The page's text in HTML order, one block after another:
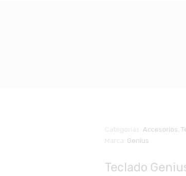
Categorías:Accesorios,
Marca: Genius
Teclado